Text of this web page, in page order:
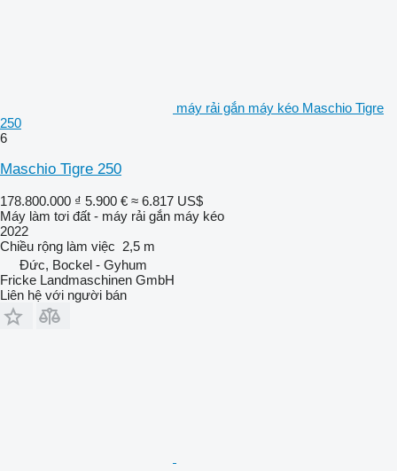
máy rải gắn máy kéo Maschio Tigre
250
6
Maschio Tigre 250
178.800.000 ₫ 5.900 € ≈ 6.817 US$
Máy làm tơi đất - máy rải gắn máy kéo
2022
Chiều rộng làm việc 2,5 m
Đức, Bockel - Gyhum
Fricke Landmaschinen GmbH
Liên hệ với người bán